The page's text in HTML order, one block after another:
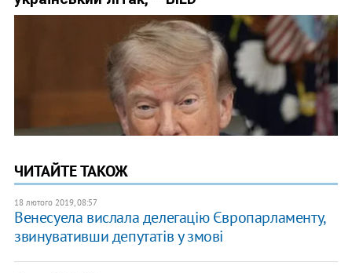
ЧИТАЙТЕ ТАКОЖ
18 лютого 2019, 08:57
Венесуела вислала делегацію Європарламенту,
звинувативши депутатів у змові